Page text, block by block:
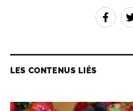
LES CONTENUS LIÉS